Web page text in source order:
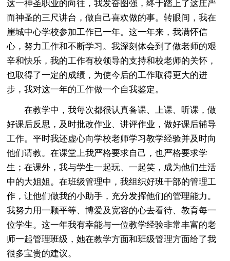
这一神圣职业的向往，我发奋图强，终于踏上了这庄严
而神圣的三尺讲台，做自己喜欢做的事。转眼间，我在
崖城中心学校参加工作已一年。这一年来，我满怀信
心，努力工作和不断学习。我深刻体会到了做老师的艰
辛和快乐，我的工作有校领导的支持和校老师的关怀，
也取得了一定的成绩，为使今后的工作取得更大的进
步，我对这一年的工作做一个自我鉴定。
在教学中，我每次都很认真备课、上课、听课，做
好课后反思，及时批改作业、讲评作业，做好课后辅导
工作。平时我还虚心向学校老师学习教学经验并及时向
他们请教。在课堂上我严格要求自己，也严格要求学
生；在课外，我与学生一起玩、一起笑，成为他们生活
中的大姐姐。在班级管理中，我组织好班干部的管理工
作，让他们做我的小助手，充分发挥他们的管理能力。
我努力用一颗平等、博爱及宽容的心去看待、教育每一
位学生。这一年我有幸能与一位教学经验非常丰富的老
师一起管理班级，她在教学方面和班级管理方面给了我
很多宝贵的建议。